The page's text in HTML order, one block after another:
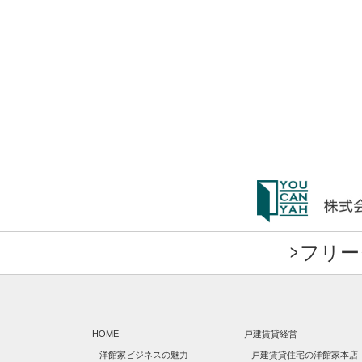
フリ
HOME
洋館家ビジネスの魅力
戸建賃貸経営
戸建賃貸住宅の洋館家本店